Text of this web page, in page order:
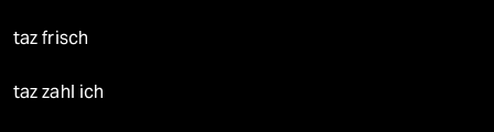
taz frisch
taz zahl ich